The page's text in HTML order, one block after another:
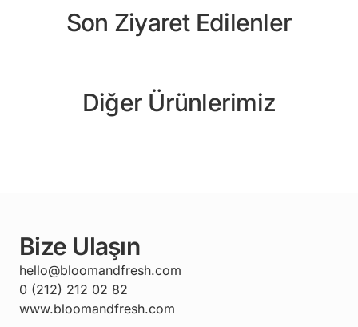
Son Ziyaret Edilenler
Diğer Ürünlerimiz
Bize Ulaşın
hello@bloomandfresh.com
0 (212) 212 02 82
www.bloomandfresh.com